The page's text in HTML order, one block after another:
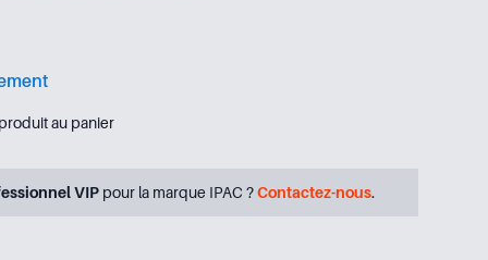
au panier
VIP pour la marque IPAC ?Contactez-nous.